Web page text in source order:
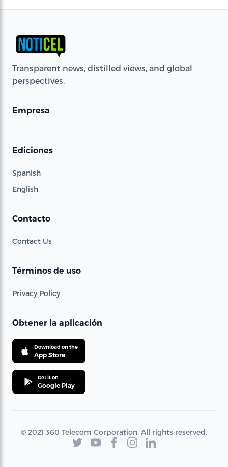
Transparent news, distilled views, and global
perspectives.
Empresa
Ediciones
Spanish
English
Contacto
Contact Us
Términos de uso
Privacy Policy
Obtener la aplicación
Download on the
App Store
Get it on
Google Play
© 2021 360 Telecom Corporation. All rights reserved.